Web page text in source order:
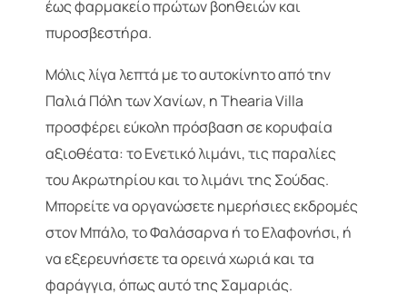
έως φαρμακείο πρώτων βοηθειών και
πυροσβεστήρα.
Μόλις λίγα λεπτά με το αυτοκίνητο από την
Παλιά Πόλη των Χανίων, η Thearia Villa
προσφέρει εύκολη πρόσβαση σε κορυφαία
αξιοθέατα: το Ενετικό λιμάνι, τις παραλίες
του Ακρωτηρίου και το λιμάνι της Σούδας.
Μπορείτε να οργανώσετε ημερήσιες εκδρομές
στον Μπάλο, το Φαλάσαρνα ή το Ελαφονήσι, ή
να εξερευνήσετε τα ορεινά χωριά και τα
φαράγγια, όπως αυτό της Σαμαριάς.